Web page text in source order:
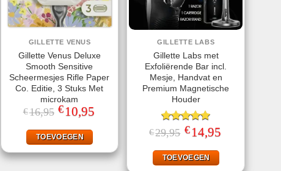
GILLETTE VENUS
Gillette Venus Deluxe
Smooth Sensitive
Scheermesjes Rifle Paper
Co. Editie, 3 Stuks Met
microkam
€16,95 Oorspronkelijke
prijs
€16,95.
€ 10,95
TOEVOEGEN
GILLETTE LABS
Gillette Labs met
Exfoliërende Bar incl.
Mesje, Handvat en
Premium Magnetische
Houder
Gewaardeerd
5.00uit 5
€29,95 Oorspronkelijke
prijs
€29,95.
€ 14,95prijs
TOEVOEGEN